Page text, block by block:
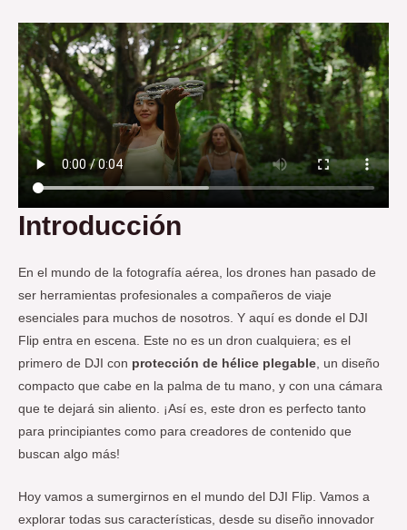
Introducción
En el mundo de la fotografía aérea, los drones han pasado de
ser herramientas profesionales a compañeros de viaje
esenciales para muchos de nosotros. Y aquí es donde el DJI
Flip entra en escena. Este no es un dron cualquiera; es el
primero de DJI con protección de hélice plegable, un diseño
compacto que cabe en la palma de tu mano, y con una cámara
que te dejará sin aliento. ¡Así es, este dron es perfecto tanto
para principiantes como para creadores de contenido que
buscan algo más!
Hoy vamos a sumergirnos en el mundo del DJI Flip. Vamos a
explorar todas sus características, desde su diseño innovador